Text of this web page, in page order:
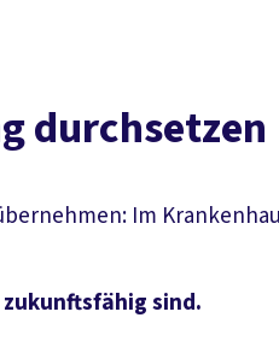
durchsetzen
Im
sind.